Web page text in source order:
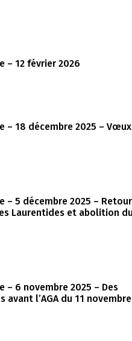
– 12 février 2026
– 18 décembre 2025 – Vœux
– 5 décembre 2025 – Retour
Laurentides et abolition du
– 6 novembre 2025 – Des
l’AGA du 11 novembre